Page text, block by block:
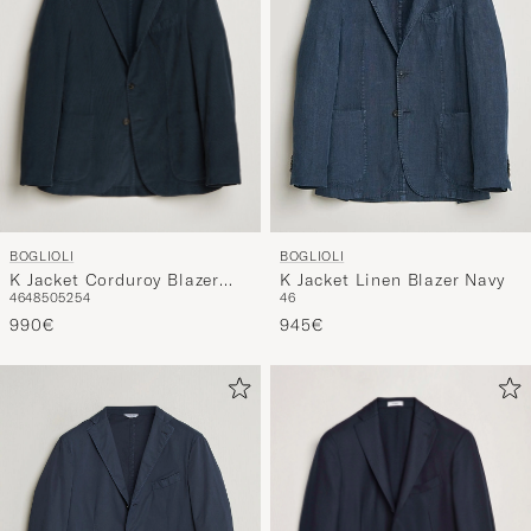
BOGLIOLI
K Jacket Corduroy Blazer
Navy
4648505254
990€
BOGLIOLI
K Jacket Linen Blazer Navy
46
945€